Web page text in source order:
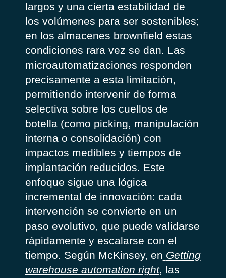
largos y una cierta estabilidad de
los volúmenes para ser sostenibles;
en los almacenes brownfield estas
condiciones rara vez se dan. Las
microautomatizaciones responden
precisamente a esta limitación,
permitiendo intervenir de forma
selectiva sobre los cuellos de
botella (como picking, manipulación
interna o consolidación) con
impactos medibles y tiempos de
implantación reducidos. Este
enfoque sigue una lógica
incremental de innovación: cada
intervención se convierte en un
paso evolutivo, que puede validarse
rápidamente y escalarse con el
tiempo. Según McKinsey, en Getting
warehouse automation right, las